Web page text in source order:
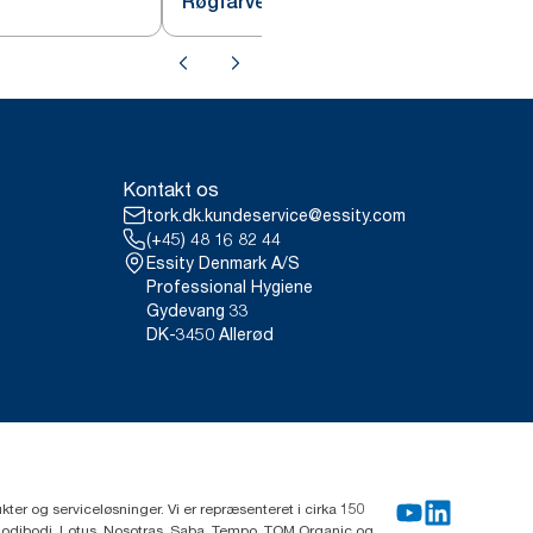
Kontakt os
tork.dk.kundeservice@essity.com
(+45) 48 16 82 44
Essity Denmark A/S
Professional Hygiene
Gydevang 33
DK-3450 Allerød
og serviceløsninger. Vi er repræsenteret i cirka 150